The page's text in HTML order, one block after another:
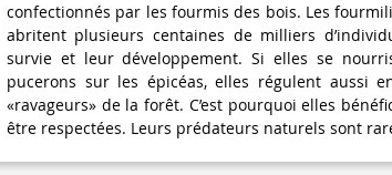
confectionnés par les fourmis des bois. Les
abritent plusieurs centaines de milliers
survie et leur développement. Si elles se
pucerons sur les épicéas, elles régulent aussi
«ravageurs» de la forêt. C’est pourquoi elles
être respectées. Leurs prédateurs naturels sont